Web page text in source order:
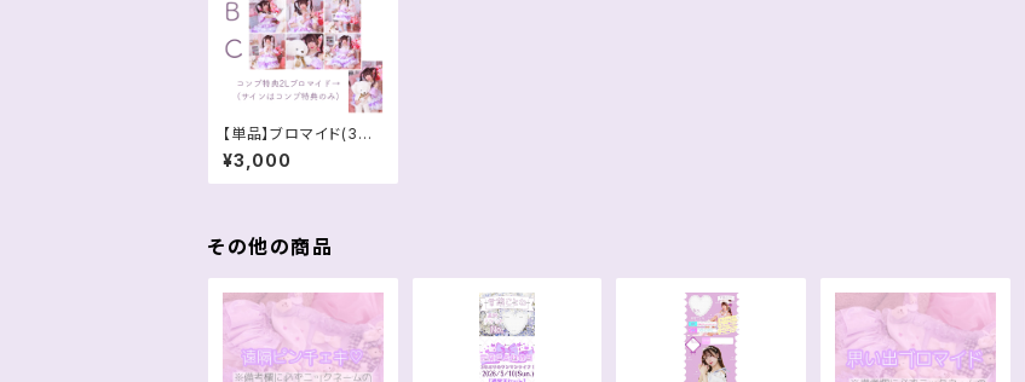
【単品】ブロマイド(3枚
セット・3種類)
¥3,000
その他の商品